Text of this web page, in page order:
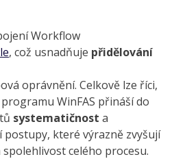
Workflow
, což usnadňuje přidělování
oprávnění. Celkově lze říci,
WinFAS přináší do
systematičnost a
které výrazně zvyšují
spolehlivost celého procesu.